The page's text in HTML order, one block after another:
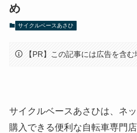
め
サイクルベースあさひ
【PR】この記事には広告を含
サイクルベースあさひは、ネ
購入できる便利な自転車専門店